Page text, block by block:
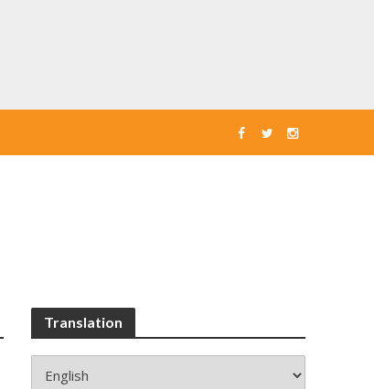
Translation